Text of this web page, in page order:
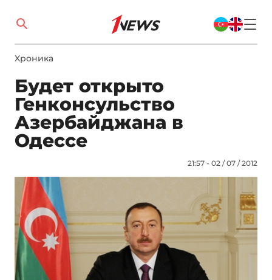
Xроника
Будет открыто
Генконсульство
Азербайджана в
Одессе
21:57 - 02 / 07 / 2012